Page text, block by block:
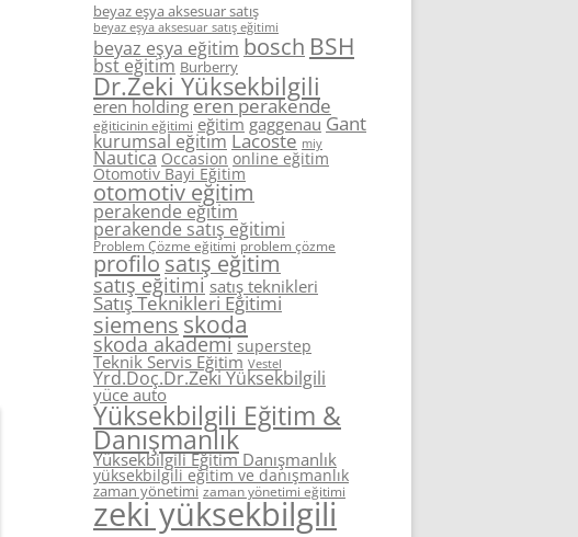
beyaz eşya aksesuar satış
beyaz eşya aksesuar satış eğitimi
beyaz eşya eğitim bosch BSH
bst eğitim Burberry
Dr.Zeki Yüksekbilgili
eren holding eren perakende
eğiticinin eğitimi eğitim gaggenau Gant
kurumsal eğitim Lacoste miy
Nautica Occasion online eğitim
Otomotiv Bayi Eğitim
otomotiv eğitim
perakende eğitim
perakende satış eğitimi
Problem Çözme eğitimi problem çözme
profilo satış eğitim
satış eğitimi satış teknikleri
Satış Teknikleri Eğitimi
siemens skoda
skoda akademi superstep
Teknik Servis Eğitim Vestel
Yrd.Doç.Dr.Zeki Yüksekbilgili
yüce auto
Yüksekbilgili Eğitim &
Danışmanlık
Yüksekbilgili Eğitim Danışmanlık
yüksekbilgili eğitim ve danışmanlık
zaman yönetimi zaman yönetimi eğitimi
zeki yüksekbilgili